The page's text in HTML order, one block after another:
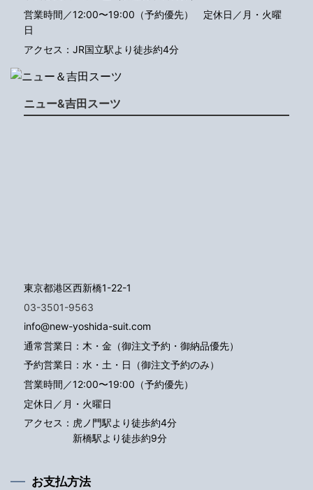
営業時間／12:00〜19:00（予約優先） 定休日／月・火曜
日
アクセス：JR国立駅より徒歩約4分
ニュー&吉田スーツ
東京都港区西新橋1-22-1
03-3501-9563
info@new-yoshida-suit.com
通常営業日：木・金（御注文予約・御納品優先）
予約営業日：水・土・日（御注文予約のみ）
営業時間／12:00〜19:00（予約優先）
定休日／月・火曜日
アクセス： 虎ノ門駅より徒歩約4分
新橋駅より徒歩約9分
お支払方法